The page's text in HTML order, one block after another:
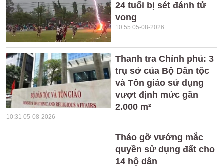
24 tuổi bị sét đánh tử
vong
10:55 05-08-2026
Thanh tra Chính phủ: 3
trụ sở của Bộ Dân tộc
và Tôn giáo sử dụng
vượt định mức gần
2.000 m²
10:31 05-08-2026
Tháo gỡ vướng mắc
quyền sử dụng đất cho
14 hộ dân